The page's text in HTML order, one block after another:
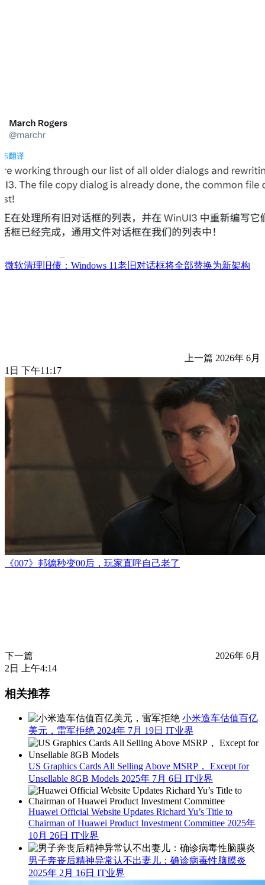
微软清理旧债：Windows 11老旧对话框将全部替换为新架构
上一篇 2026年 6月
1日 下午11:17
《007》邦德秒变00后，玩家直呼自己老了
下一篇
2026年 6月
2日 上午4:14
相关推荐
小米造车估值百亿
美元，雷军拒绝 2024年 7月 19日 IT业界
US Graphics Cards All Selling Above MSRP， Except for
Unsellable 8GB Models 2025年 7月 6日 IT业界
Huawei Official Website Updates Richard Yu’s Title to
Chairman of Huawei Product Investment Committee 2025年
10月 26日 IT业界
男子奔丧后精神异常认不出妻儿：确诊病毒性脑膜炎
2025年 2月 16日 IT业界